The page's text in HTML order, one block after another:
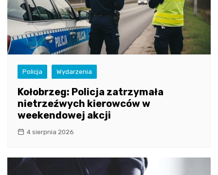
Policja Wydarzenia
Kołobrzeg: Policja zatrzymała
nietrzeźwych kierowców w
weekendowej akcji
4 sierpnia 2026